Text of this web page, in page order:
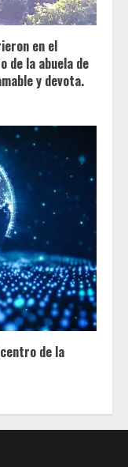
en el
de la abuela de
y devota.
de la